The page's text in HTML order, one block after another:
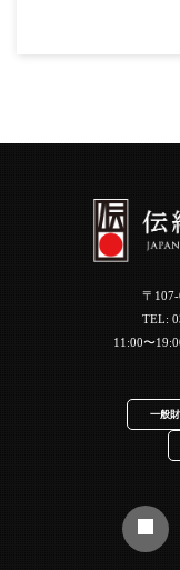
〒
TEL:
11:00〜
一般